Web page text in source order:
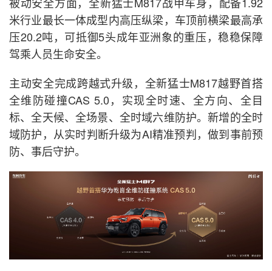
米行业最长一体成型内高压纵梁，车顶前横梁最高承
压20.2吨，可抵御5头成年亚洲象的重压，稳稳保障
驾乘人员生命安全。
主动安全完成跨越式升级，全新猛士M817越野首搭
全维防碰撞CAS 5.0，实现全时速、全方向、全目
标、全天候、全场景、全时域六维防护。新增的全时
域防护，从实时判断升级为AI精准预判，做到事前预
防、事后守护。